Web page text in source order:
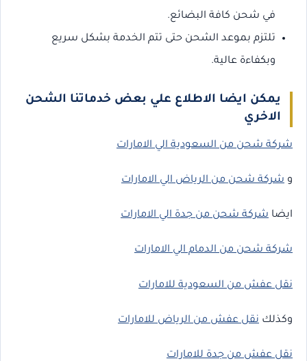
في شحن كافة البضائع.
تلتزم بموعد الشحن حتى تتم الخدمة بشكل سريع
وبكفاءة عالية.
يمكن ايضا الاطلاع علي بعض خدماتنا الشحن
الاخري
شركة شحن من السعودية الي الامارات
و شركة شحن من الرياض الي الامارات
ايضا شركة شحن من جدة الي الامارات
شركة شحن من الدمام الي الامارات
نقل عفش من السعودية للامارات
وكذلك نقل عفش من الرياض للامارات
نقل عفش من جدة للامارات